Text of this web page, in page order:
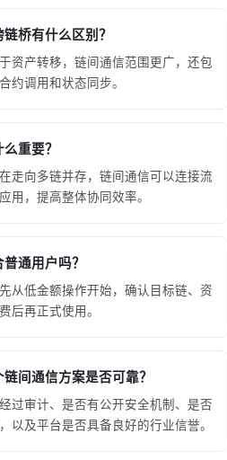
桥有什么区别？
资产转移，链间通信范围更广，还包
约调用和状态同步。
重要？
走向多链并存，链间通信可以连接流
用，提高整体协同效率。
通用户吗？
从低金额操作开始，确认目标链、资
后再正式使用。
间通信方案是否可靠？
过审计、是否有公开安全机制、是否
以及平台是否具备良好的行业信誉。